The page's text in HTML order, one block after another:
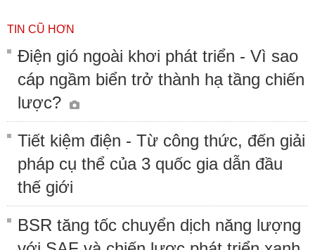
TIN CŨ HƠN
Điện gió ngoài khơi phát triển - Vì sao
cáp ngầm biển trở thành hạ tầng chiến
lược?
Tiết kiệm điện - Từ công thức, đến giải
pháp cụ thể của 3 quốc gia dẫn đầu
thế giới
BSR tăng tốc chuyển dịch năng lượng